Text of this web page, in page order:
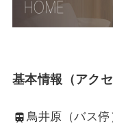
基本情報（アク
鳥井原（バス